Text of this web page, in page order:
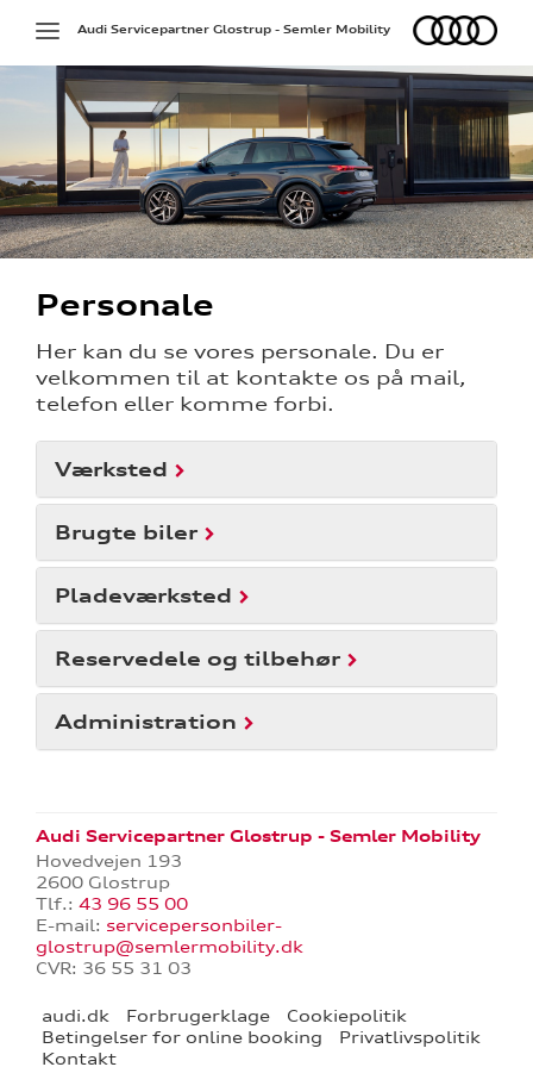
Toggle
navigation
Audi
Audi Servicepartner Glostrup - Semler Mobility
Personale
Her kan du se vores personale. Du er
velkommen til at kontakte os på mail,
telefon eller komme forbi.
Værksted
Brugte biler
Pladeværksted
Reservedele og tilbehør
Administration
Audi Servicepartner Glostrup - Semler Mobility
Hovedvejen 193
2600 Glostrup
Tlf.: 43 96 55 00
E-mail: servicepersonbiler-
glostrup@semlermobility.dk
CVR: 36 55 31 03
audi.dk Forbrugerklage
Cookiepolitik
Betingelser for online booking
Privatlivspolitik
Kontakt